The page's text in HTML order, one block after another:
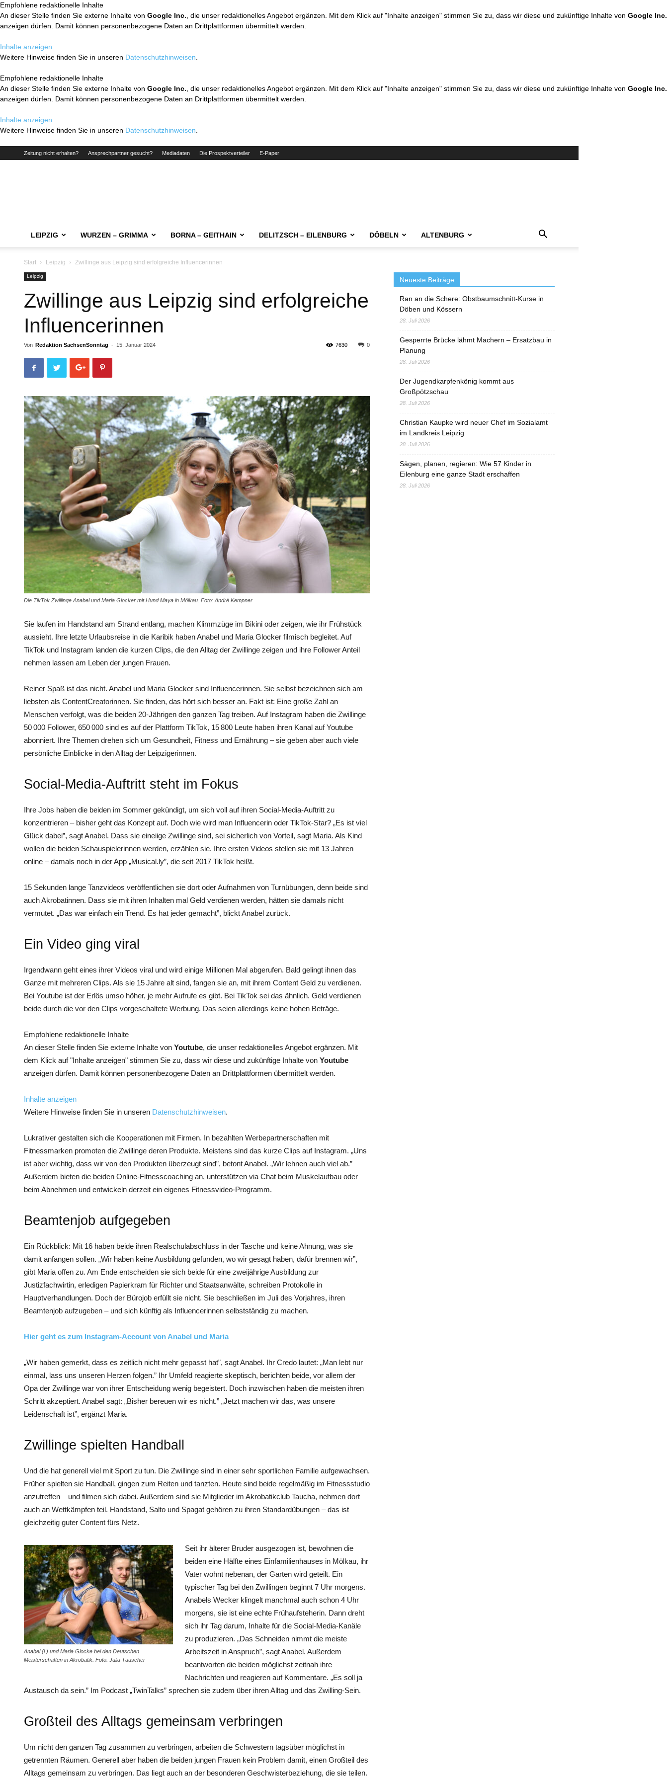
Empfohlene redaktionelle Inhalte
An dieser Stelle finden Sie externe Inhalte von Google Inc. , die unser redaktionelles Angebot ergänzen. Mit dem Klick auf "Inhalte anzeigen" stimmen Sie zu, dass wir diese und zukünftige Inhalte von Google Inc.
anzeigen dürfen. Damit können personenbezogene Daten an Drittplattformen übermittelt werden.
Inhalte anzeigen
Weitere Hinweise finden Sie in unseren Datenschutzhinweisen
Empfohlene redaktionelle Inhalte
An dieser Stelle finden Sie externe Inhalte von Google Inc. , die unser redaktionelles Angebot ergänzen. Mit dem Klick auf "Inhalte anzeigen" stimmen Sie zu, dass wir diese und zukünftige Inhalte von Google Inc.
anzeigen dürfen. Damit können personenbezogene Daten an Drittplattformen übermittelt werden.
Inhalte anzeigen
Weitere Hinweise finden Sie in unseren Datenschutzhinweisen
Zeitung nicht erhalten? Ansprechpartner gesucht? Mediadaten Die Prospektverteiler E-Paper
LEIPZIG WURZEN – GRIMMA BORNA – GEITHAIN DELITZSCH – EILENBURG DÖBELN ALTENBURG
Start Leipzig Zwillinge aus Leipzig sind erfolgreiche Influencerinnen
Leipzig
Zwillinge aus Leipzig sind erfolgreiche
Influencerinnen
Von Redaktion SachsenSonntag - 15. Januar 2024 0
7630
Die TikTok Zwillinge Anabel und Maria Glocker mit Hund Maya in Mölkau. Foto: André Kempner
Sie laufen im Handstand am Strand entlang, machen Klimmzüge im Bikini oder zeigen, wie ihr Frühstück
aussieht. Ihre letzte Urlaubsreise in die Karibik haben Anabel und Maria Glocker filmisch begleitet. Auf
TikTok und Instagram landen die kurzen Clips, die den Alltag der Zwillinge zeigen und ihre Follower Anteil
nehmen lassen am Leben der jungen Frauen.
Reiner Spaß ist das nicht. Anabel und Maria ­Glocker sind Influencerinnen. Sie selbst bezeichnen sich am
liebsten als Content­Creatorinnen. Sie finden, das hört sich besser an. Fakt ist: Eine große Zahl an
Menschen verfolgt, was die beiden 20-Jährigen den ganzen Tag treiben. Auf Instagram haben die Zwillinge
50 000 Follower, 650 000 sind es auf der Plattform TikTok, 15 800 Leute haben ihren Kanal auf Youtube
abonniert. Ihre Themen drehen sich um Gesundheit, Fitness und Ernährung – sie geben aber auch viele
persön­liche Einblicke in den Alltag der Leipzigerinnen.
Social-Media-Auftritt steht im Fokus
Ihre Jobs haben die beiden im Sommer gekündigt, um sich voll auf ihren Social-Media-Auftritt zu
konzentrieren – bisher geht das Konzept auf. Doch wie wird man Influencerin oder TikTok-Star? „Es ist viel
Glück dabei”, sagt Anabel. Dass sie eineiige Zwillinge sind, sei sicherlich von Vorteil, sagt Maria. Als Kind
wollen die beiden Schauspielerinnen werden, erzählen sie. Ihre ersten Videos stellen sie mit 13 Jahren
online – damals noch in der App „Musical.ly”, die seit 2017 TikTok heißt.
15 Sekunden lange Tanzvideos veröffent­lichen sie dort oder Aufnahmen von Turnübungen, denn beide sind
auch Akrobatinnen. Dass sie mit ihren Inhalten mal Geld verdienen werden, hätten sie damals nicht
vermutet. „Das war einfach ein Trend. Es hat jeder gemacht”, blickt Anabel zurück.
Ein Video ging viral
Irgendwann geht eines ihrer Videos viral und wird einige ­Millionen Mal abgerufen. Bald gelingt ihnen das
Ganze mit mehreren Clips. Als sie 15 Jahre alt sind, fangen sie an, mit ihrem Content Geld zu verdienen.
Bei Youtube ist der Erlös umso höher, je mehr Aufrufe es gibt. Bei TikTok sei das ähnlich. Geld verdienen
beide durch die vor den Clips vorgeschaltete Werbung. Das seien allerdings keine hohen Beträge.
Empfohlene redaktionelle Inhalte
An dieser Stelle finden Sie externe Inhalte von Youtube, die unser redaktionelles Angebot ergänzen. Mit
dem Klick auf "Inhalte anzeigen" stimmen Sie zu, dass wir diese und zukünftige Inhalte von Youtube
anzeigen dürfen. Damit können personenbezogene Daten an Drittplattformen übermittelt werden.
Inhalte anzeigen
Weitere Hinweise finden Sie in unseren Datenschutzhinweisen.
Lukrativer gestalten sich die Kooperationen mit Firmen. In bezahlten Werbepartnerschaften mit
Fitnessmarken promoten die Zwillinge deren Produkte. Meistens sind das kurze Clips auf Instagram. „Uns
ist aber wichtig, dass wir von den Produkten überzeugt sind”, betont Anabel. „Wir lehnen auch viel ab.”
Außerdem bieten die beiden Online-Fitnesscoaching an, unterstützen via Chat beim Muskelaufbau oder
beim Abnehmen und entwickeln derzeit ein eigenes Fitnessvideo-Programm.
Beamtenjob aufgegeben
Ein Rückblick: Mit 16 haben beide ihren Realschulabschluss in der Tasche und keine Ahnung, was sie
damit anfangen sollen. „Wir haben keine Ausbildung gefunden, wo wir gesagt haben, dafür brennen wir”,
gibt Maria offen zu. Am Ende entscheiden sie sich beide für eine zweijährige Ausbildung zur
Justizfachwirtin, erledigen Papierkram für Richter und Staatsanwälte, schreiben Protokolle in
Hauptverhandlungen. Doch der Bürojob erfüllt sie nicht. Sie beschließen im Juli des Vorjahres, ihren
Beamtenjob aufzugeben – und sich künftig als Influencerinnen selbstständig zu machen.
Hier geht es zum Instagram-Account von Anabel und Maria
„Wir haben gemerkt, dass es zeitlich nicht mehr gepasst hat”, sagt Anabel. Ihr Credo lautet: „Man lebt nur
einmal, lass uns unseren Herzen folgen.” Ihr Umfeld reagierte skeptisch, berichten beide, vor allem der
Opa der Zwillinge war von ihrer Entscheidung wenig begeistert. Doch inzwischen haben die meisten ihren
Schritt ­akzeptiert. Anabel sagt: „Bisher bereuen wir es nicht.” „Jetzt machen wir das, was unsere
Leidenschaft ist”, ergänzt Maria.
Zwillinge spielten Handball
Und die hat generell viel mit Sport zu tun. Die Zwillinge sind in einer sehr sportlichen Familie aufgewachsen.
Früher spielten sie Handball, gingen zum Reiten und tanzten. Heute sind beide regelmäßig im Fitnessstudio
anzutreffen – und filmen sich dabei. Außerdem sind sie Mitglieder im Akrobatikclub Taucha, nehmen dort
auch an Wettkämpfen teil. Handstand, Salto und Spagat gehören zu ihren Standardübungen – das ist
gleichzeitig guter Content fürs Netz.
Anabel (l.) und Maria Glocke bei den Deutschen
Meisterschaften in Akrobatik. Foto: Julia Täuscher
Seit ihr älterer Bruder ausgezogen ist, bewohnen die
beiden eine Hälfte eines Einfamilienhauses in Mölkau, ihr
Vater wohnt nebenan, der Garten wird geteilt. Ein
typischer Tag bei den Zwillingen beginnt 7 Uhr morgens.
Anabels Wecker klingelt manchmal auch schon 4 Uhr
morgens, sie ist eine echte Frühaufsteherin. Dann dreht
sich ihr Tag darum, Inhalte für die Social-Media-Kanäle
zu produzieren. „Das Schneiden nimmt die meiste
Arbeitszeit in Anspruch”, sagt Anabel. Außerdem
beantworten die beiden möglichst zeitnah ihre
Nachrichten und reagieren auf Kommentare. „Es soll ja
Austausch da sein.” Im Podcast „TwinTalks” sprechen sie zudem über ihren Alltag und das Zwilling-Sein.
Großteil des Alltags gemeinsam verbringen
Um nicht den ganzen Tag zusammen zu verbringen, arbeiten die Schwestern tagsüber möglichst in
getrennten Räumen. Generell aber haben die beiden jungen Frauen kein Problem damit, einen Großteil des
Alltags gemeinsam zu verbringen. Das liegt auch an der besonderen Geschwisterbeziehung, die sie teilen.
Neueste Beiträge
Ran an die Schere: Obstbaumschnitt-Kurse in
Döben und Kössern
28. Juli 2026
Gesperrte Brücke lähmt Machern – Ersatzbau in
Planung
28. Juli 2026
Der Jugendkarpfenkönig kommt aus
Großpötzschau
28. Juli 2026
Christian Kaupke wird neuer Chef im Sozialamt
im Landkreis Leipzig
28. Juli 2026
Sägen, planen, regieren: Wie 57 Kinder in
Eilenburg eine ganze Stadt erschaffen
28. Juli 2026